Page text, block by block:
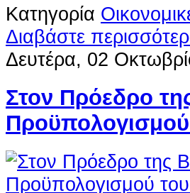
Κατηγορία
Διαβάστε
Δευτέρα, 02
Στον Πρόεδρο
Προϋπολογισμού